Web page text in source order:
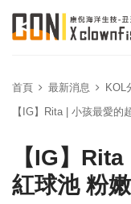
首頁 最新消息
KOL
【IG】Rita | 小孩最愛的
【IG】
紅球池 粉